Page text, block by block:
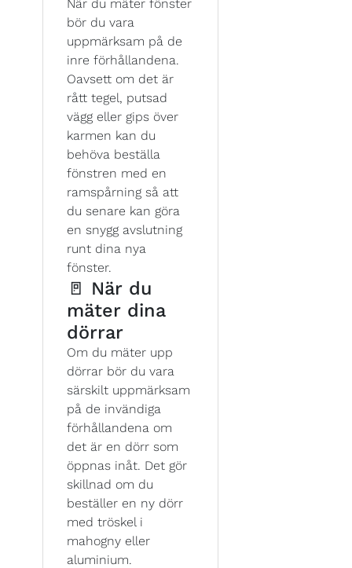
När du mäter fönster
bör du vara
uppmärksam på de
inre förhållandena.
Oavsett om det är
rått tegel, putsad
vägg eller gips över
karmen kan du
behöva beställa
fönstren med en
ramspårning så att
du senare kan göra
en snygg avslutning
runt dina nya
fönster.
🚪 När du
mäter dina
dörrar
Om du mäter upp
dörrar bör du vara
särskilt uppmärksam
på de invändiga
förhållandena om
det är en dörr som
öppnas inåt. Det gör
skillnad om du
beställer en ny dörr
med tröskel i
mahogny eller
aluminium.